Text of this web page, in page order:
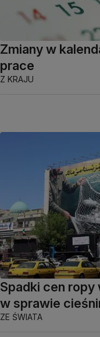
Zmiany w
prace
Z KRAJU
Spadki cen ropy
w sprawie
ZE ŚWIATA